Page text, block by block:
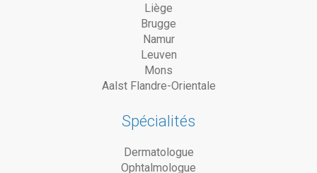
Liège
Brugge
Namur
Leuven
Mons
Aalst Flandre-Orientale
Spécialités
Dermatologue
Ophtalmologue